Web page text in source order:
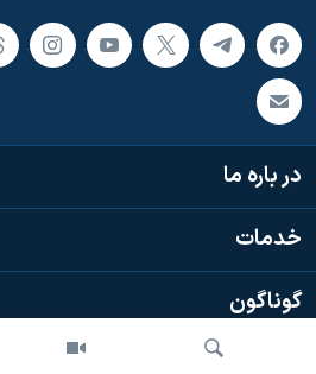
در باره ما
خدمات
گوناگون